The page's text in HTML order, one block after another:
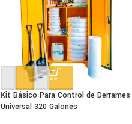
-
+
Kit Básico Para Control de Derrames
Universal 320 Galones